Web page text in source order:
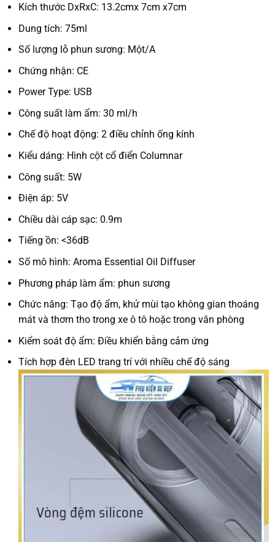
Kích thước DxRxC: 13.2cmx 7cm x7cm
Dung tích: 75ml
Số lượng lỗ phun sương: Một/A
Chứng nhận: CE
Power Type: USB
Công suất làm ẩm: 30 ml/h
Chế độ hoạt động: 2 điều chỉnh ống kính
Kiểu dáng: Hình cột cổ điển Columnar
Công suất: 5W
Điện áp: 5V
Chiều dài cáp sạc: 0.9m
Tiếng ồn: <36dB
Số mô hình: Aroma Essential Oil Diffuser
Phương pháp làm ẩm: phun sương
Chức năng: Tạo độ ẩm, khử mùi tạo không gian thoáng
mát và thơm tho trong xe ô tô hoặc trong văn phòng
Kiểm soát độ ẩm: Điều khiển bằng cảm ứng
Tích hợp đèn LED trang trí với nhiều chế độ sáng